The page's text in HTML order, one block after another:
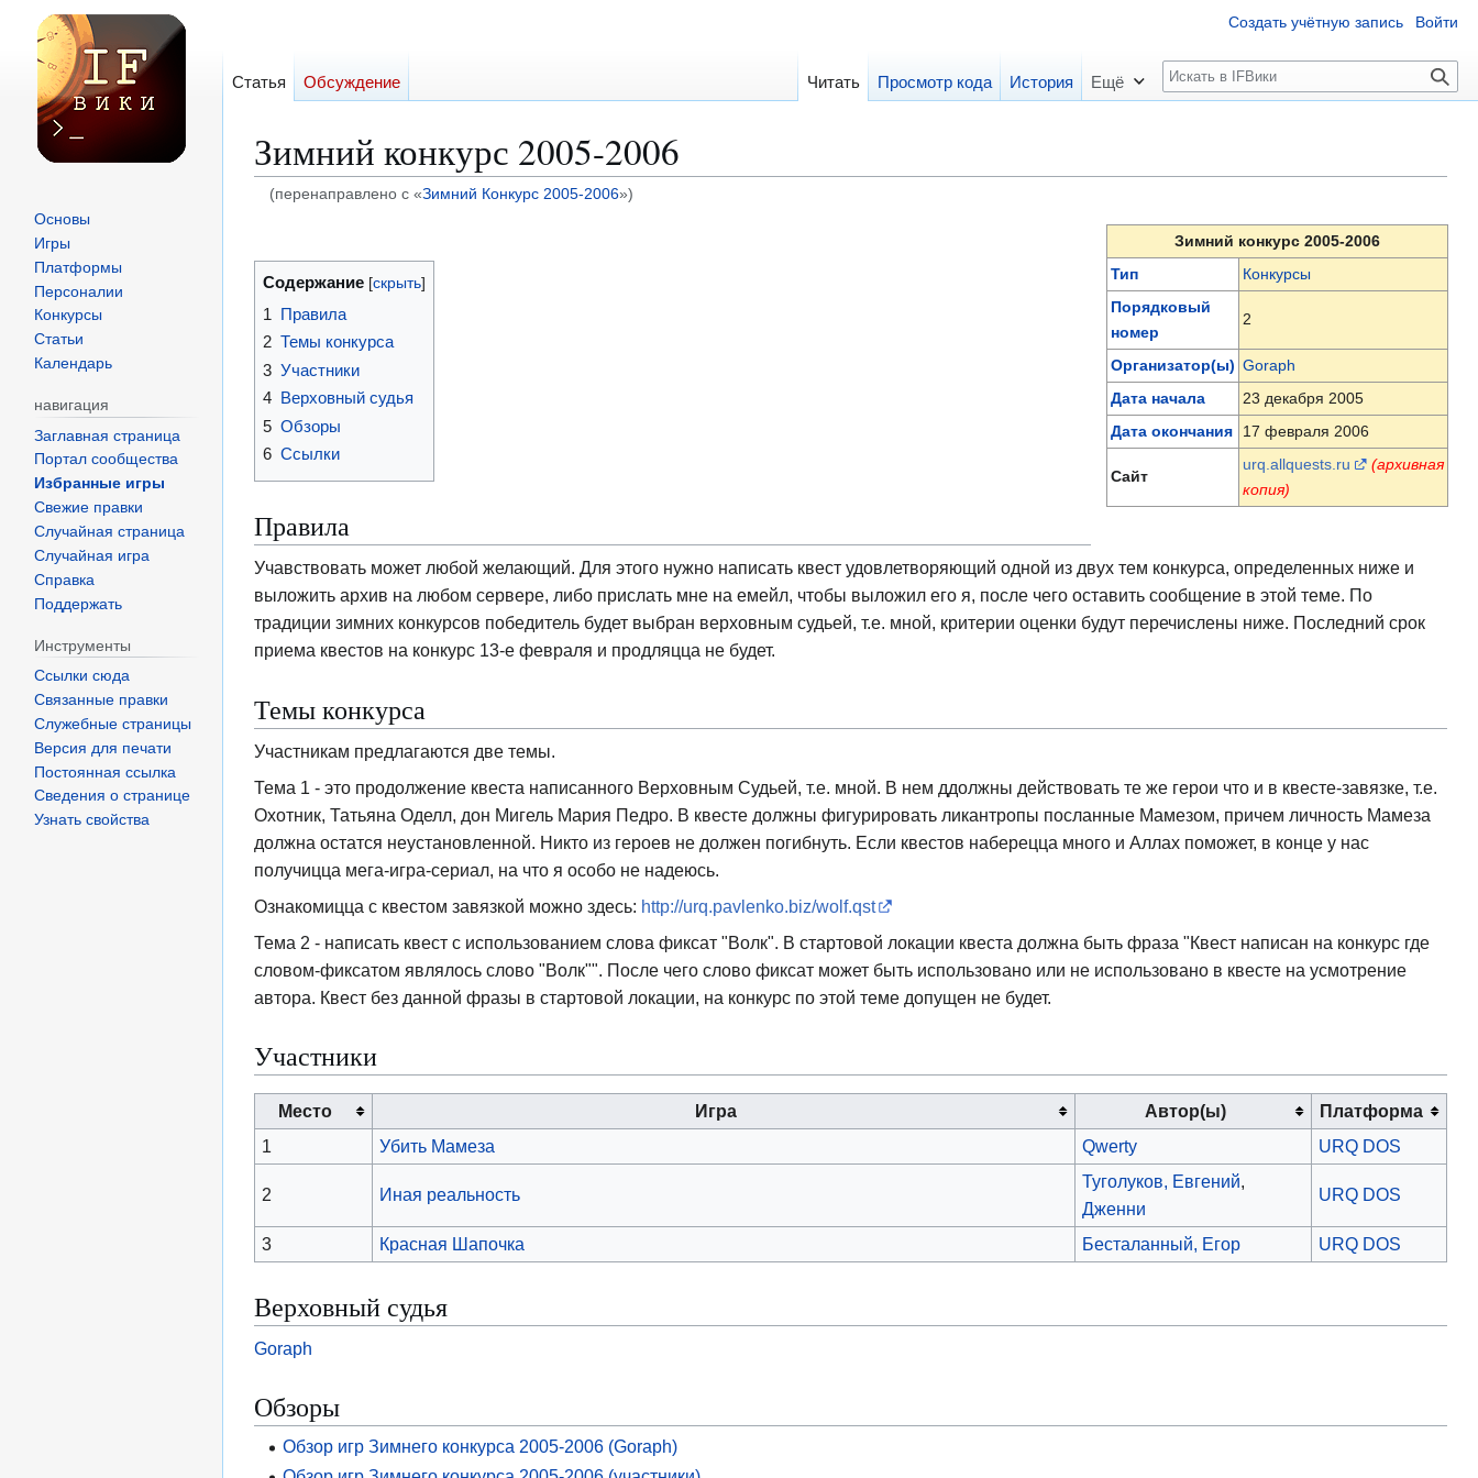
Зимний конкурс 2005-2006
(перенаправлено с «Зимний Конкурс 2005-2006»)
к
навигации
к
поиску
Зимний конкурс 2005-2006
Тип
Конкурсы
Порядковый
номер
2
Организатор(ы) Goraph
Дата начала
23 декабря 2005
Дата окончания
17 февраля 2006
Сайт
urq.allquests.ru
(архивная
копия)
Содержание
1 Правила
2 Темы конкурса
3 Участники
4 Верховный судья
5 Обзоры
6 Ссылки
Правила
Учавствовать может любой желающий. Для этого нужно написать квест удовлетворяющий одной из двух тем конкурса, определенных ниже и
выложить архив на любом сервере, либо прислать мне на емейл, чтобы выложил его я, после чего оставить сообщение в этой теме. По
традиции зимних конкурсов победитель будет выбран верховным судьей, т.е. мной, критерии оценки будут перечислены ниже. Последний срок
приема квестов на конкурс 13-е февраля и продляцца не будет.
Темы конкурса
Участникам предлагаются две темы.
Тема 1 - это продолжение квеста написанного Верховным Судьей, т.е. мной. В нем ддолжны действовать те же герои что и в квесте-завязке, т.е.
Охотник, Татьяна Оделл, дон Мигель Мария Педро. В квесте должны фигурировать ликантропы посланные Мамезом, причем личность Мамеза
должна остатся неустановленной. Никто из героев не должен погибнуть. Если квестов наберецца много и Аллах поможет, в конце у нас
получицца мега-игра-сериал, на что я особо не надеюсь.
Ознакомицца с квестом завязкой можно здесь: http://urq.pavlenko.biz/wolf.qst
Тема 2 - написать квест с использованием слова фиксат "Волк". В стартовой локации квеста должна быть фраза "Квест написан на конкурс где
словом-фиксатом являлось слово "Волк"". После чего слово фиксат может быть использовано или не использовано в квесте на усмотрение
автора. Квест без данной фразы в стартовой локации, на конкурс по этой теме допущен не будет.
Участники
Место Игра Автор(ы)
Платформа
1
Убить Мамеза Qwerty URQ DOS
2 Иная реальность
Туголуков, Евгений,
Дженни
URQ DOS
3 Красная Шапочка Бесталанный, Егор URQ DOS
Верховный судья
Goraph
Обзоры
Обзор игр Зимнего конкурса 2005-2006 (Goraph)
Создать учётную запись Войти
Статья Обсуждение Читать Просмотр кода История Ещё
П
о
к
Основы
Игры
Платформы
Персоналии
Конкурсы
Статьи
Календарь
навигация
Заглавная страница
Портал сообщества
Избранные игры
Свежие правки
Случайная страница
Случайная игра
Справка
Поддержать
Инструменты
Ссылки сюда
Связанные правки
Служебные страницы
Версия для печати
Постоянная ссылка
Сведения о странице
Узнать свойства